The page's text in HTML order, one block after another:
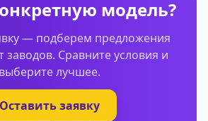
модель?
— подберем предложения
Сравните условия и
выберите лучшее.
Оставить заявку